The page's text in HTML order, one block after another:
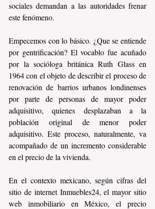
sociales demandan a las autoridades frenar
este fenómeno.
Empecemos con lo básico. ¿Que se entiende
por gentrificación? El vocablo fue acuñado
por la socióloga británica Ruth Glass en
1964 con el objeto de describir el proceso de
renovación de barrios urbanos londinenses
por parte de personas de mayor poder
adquisitivo, quienes desplazaban a la
población original de menor poder
adquisitivo. Este proceso, naturalmente, va
acompañado de un incremento considerable
en el precio de la vivienda.
En el contexto mexicano, según cifras del
sitio de internet Inmuebles24, el mayor sitio
web inmobiliario en México, el precio